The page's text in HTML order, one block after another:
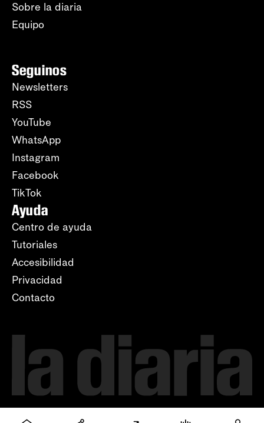
Sobre la diaria
Equipo
Seguinos
Newsletters
RSS
YouTube
WhatsApp
Instagram
Facebook
TikTok
Ayuda
Centro de ayuda
Tutoriales
Accesibilidad
Privacidad
Contacto